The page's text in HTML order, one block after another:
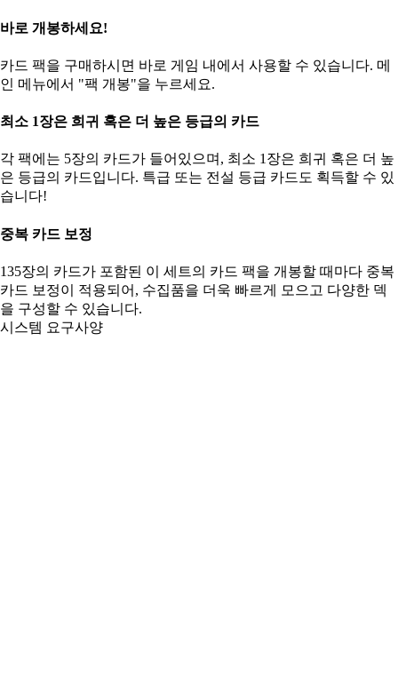
바로 개봉하세요!
카드 팩을 구매하시면 바로 게임 내에서 사용할 수 있습니다. 메
인 메뉴에서 "팩 개봉"을 누르세요.
최소 1장은 희귀 혹은 더 높은 등급의 카드
각 팩에는 5장의 카드가 들어있으며, 최소 1장은 희귀 혹은 더 높
은 등급의 카드입니다. 특급 또는 전설 등급 카드도 획득할 수 있
습니다!
중복 카드 보정
135장의 카드가 포함된 이 세트의 카드 팩을 개봉할 때마다 중복
카드 보정이 적용되어, 수집품을 더욱 빠르게 모으고 다양한 덱
을 구성할 수 있습니다.
시스템 요구사양